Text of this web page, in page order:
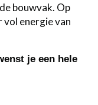
bouwvak. Op
vol energie van
je een hele